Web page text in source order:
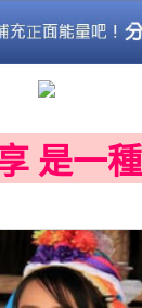
是一